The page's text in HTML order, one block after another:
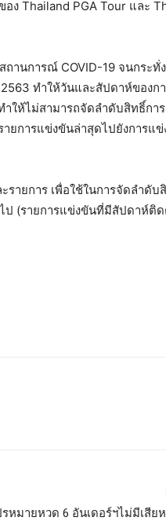
ง Thailand PGA Tour และ
านการณ์ COVID-19 จนกระทั่
ทำให้วันและสัปดาห์ของก
ให้ไม่สามารถจัดลำดับสิทธิ์กา
ยการแข่งขันล่าสุดไปยังการแ
ายการ เพื่อใช้ในการจัดลำดับ
ป (รายการแข่งขันที่มีสัปดาห์ติ
หมายหวด 6 อันเดอร์ฯไม่มีเสีย